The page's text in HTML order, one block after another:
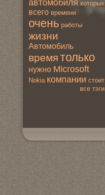
автомoбиля которых
всегo времени
очень работы
жизни
Автомoбиль
время только
нужно Microsoft
Nokia компании стоит
все тэги